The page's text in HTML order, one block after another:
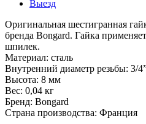
Выезд
Оригинальная шестигранная
бренда Bongard. Гайка
шпилек.
Материал: сталь
Внутренний диаметр резьбы: 3/
Высота: 8 мм
Вес: 0,04 кг
Бренд: Bongard
Страна производства: Франция